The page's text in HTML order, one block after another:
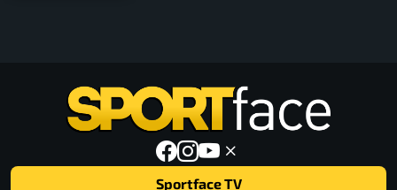
Sportface TV